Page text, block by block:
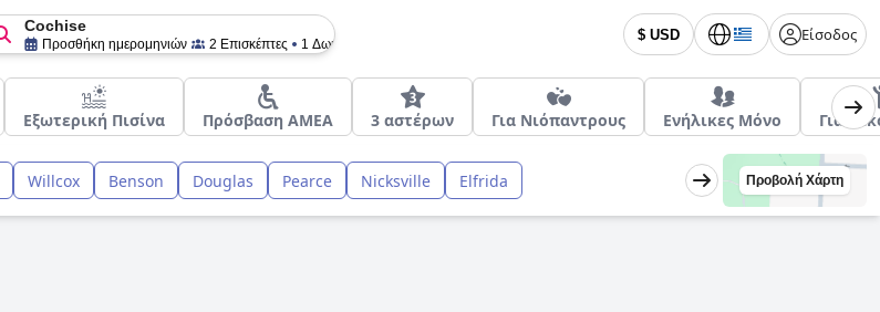
$ USD Είσοδος
Cochise
Προσθήκη ημερομηνιών 2 Επισκέπτες 1 Δωμάτιο
Εξωτερική Πισίνα Πρόσβαση ΑΜΕΑ 3 αστέρων Για Νιόπαντρους Ενήλικες Μόνο Για
Willcox Benson Douglas Pearce Nicksville Elfrida Προβολή Χάρτη